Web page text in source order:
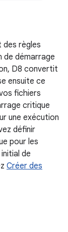
règles
de démarrage
D8 convertit
ensuite ce
fichiers
critique
une exécution
définir
pour les
de
Créer des